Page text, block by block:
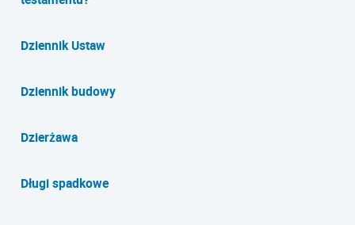
Dziennik Ustaw
Dziennik budowy
Dzierżawa
Długi spadkowe